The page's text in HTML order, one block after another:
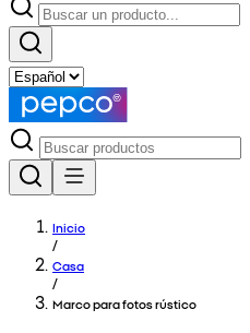
Inicio
/
Casa
/
Marco para fotos rústico